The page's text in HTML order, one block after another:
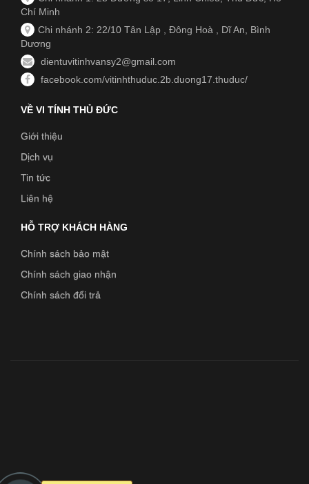
Chí Minh
Chi nhánh 2: 22/10 Tân Lập , Đông Hoà , Dĩ An, Bình
Dương
dientuvitinhvansy2@gmail.com
facebook.com/vitinhthuduc.2b.duong17.thuduc/
VỀ VI TÍNH THỦ ĐỨC
Giới thiệu
Dịch vụ
Tin tức
Liên hệ
HỖ TRỢ KHÁCH HÀNG
Chính sách bảo mật
Chính sách giao nhận
Chính sách đổi trả